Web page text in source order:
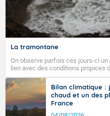
La tramontane
On observe parfois ces jours-ci
lien avec des conditions propices
tramontane ? Quelles sont ses
vent turbulent soufflant de secteur
ouest, dans un secteur qui part du
l’ouest de l’Hérault. L’étymologie
signifiant au-delà des monts, en
d’où provient ce vent.
Bilan climatique :
chaud et un des
France